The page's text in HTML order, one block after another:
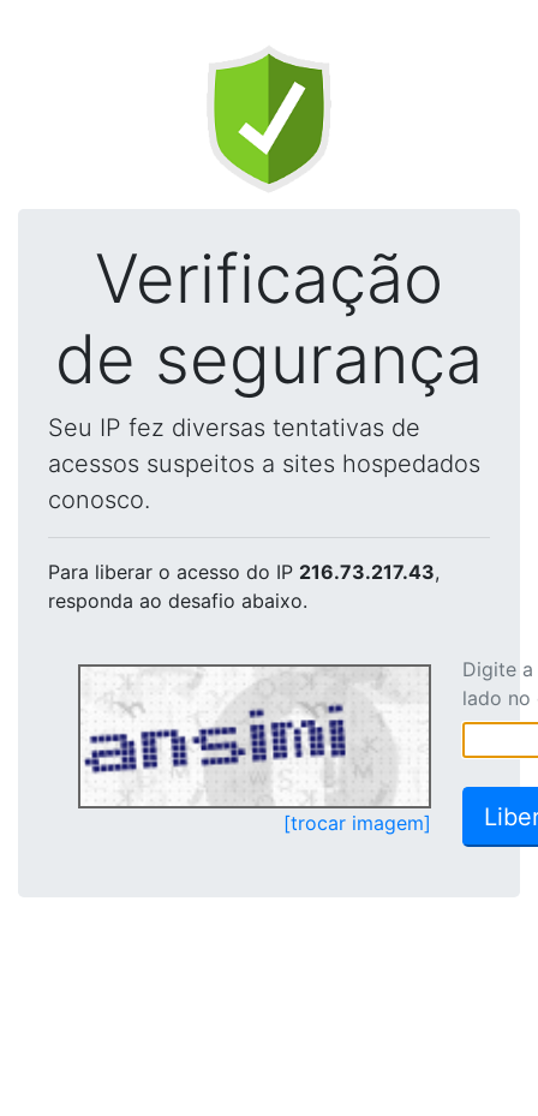
Verificação
de segurança
Seu IP fez diversas tentativas de
acessos suspeitos a sites hospedados
conosco.
Para liberar o acesso do IP 216.73.217.43,
responda ao desafio abaixo.
[trocar imagem]
Digite
lado no